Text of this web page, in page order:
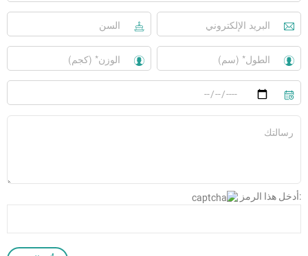
:أدخل هذا الرمز